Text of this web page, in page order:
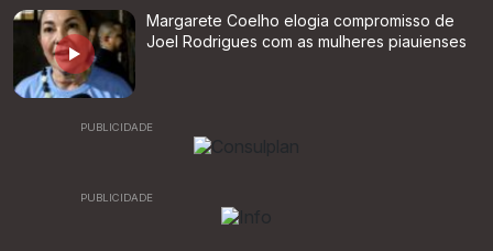
Margarete Coelho elogia compromisso de
Joel Rodrigues com as mulheres piauienses